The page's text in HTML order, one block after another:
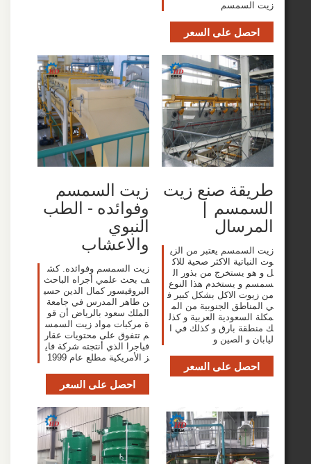
على السعر
صنع زيت
|
يعتبر من الزي
الاكثر صحية للاك
يستخرج من بذور ال
يستخدم هذا النوع
الاكل بشكل كبير ف
الجنوبية من الم
العربية و كذل
بارق و كذلك في ا
على السعر
زيت السمسم
وفوائده - الطب
النبوي
والاعشاب
زيت السمسم وفوائده. كش
ف بحث علمي أجراه الباحث
البروفيسور كمال الدين حسي
ن طاهر المدرس في جامعة
الملك سعود بالرياض أن قو
ة مركبات مواد زيت السمس
م تتفوق على محتويات عقار
فياجرا الذي أنتجته شركة فاي
ز الأمريكية مطلع عام 1999
احصل على السعر